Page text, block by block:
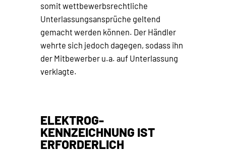
somit wettbewerbsrechtliche
Unterlassungsansprüche geltend
gemacht werden können. Der Händler
wehrte sich jedoch dagegen, sodass ihn
der Mitbewerber u.a. auf Unterlassung
verklagte.
ELEKTROG-
KENNZEICHNUNG IST
ERFORDERLICH